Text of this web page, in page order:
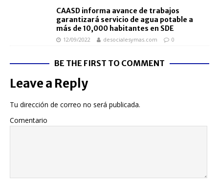
CAASD informa avance de trabajos
garantizará servicio de agua potable a
más de 10,000 habitantes en SDE
12/09/2022 desocialesymas.com 0
BE THE FIRST TO COMMENT
Leave a Reply
Tu dirección de correo no será publicada.
Comentario